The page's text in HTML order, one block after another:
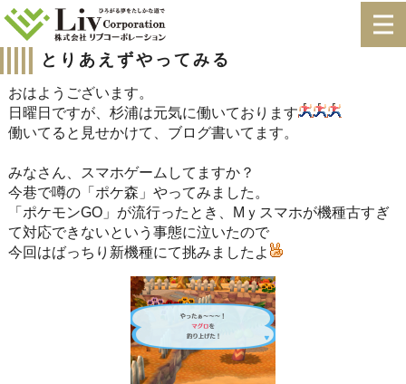
とりあえずやってみる
おはようございます。
日曜日ですが、杉浦は元気に働いております
働いてると見せかけて、ブログ書いてます。
みなさん、スマホゲームしてますか？
今巷で噂の「ポケ森」やってみました。
「ポケモンGO」が流行ったとき、Mｙスマホが機種古すぎ
て対応できないという事態に泣いたので
今回はばっちり新機種にて挑みましたよ